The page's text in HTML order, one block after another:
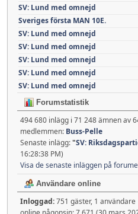
SV: Lund med omnejd
Sveriges första MAN 10E.
SV: Lund med omnejd
SV: Lund med omnejd
SV: Lund med omnejd
SV: Lund med omnejd
SV: Lund med omnejd
Forumstatistik
494 680 inlägg i 71 248 ämnen av
medlemmen: Buss-Pelle
Senaste inlägg:"SV:
16:28:38 PM)
Visa de senaste inläggen på
Användare online
Inloggad:751 gäster, 1